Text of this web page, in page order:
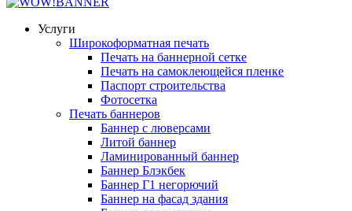
Услуги
Широкоформатная печать
Печать на баннерной сетке
Печать на самоклеющейся пленке
Паспорт строительства
Фотосетка
Печать баннеров
Баннер с люверсами
Литой баннер
Ламинированный баннер
Баннер Блэкбек
Баннер Г1 негорючий
Баннер на фасад здания